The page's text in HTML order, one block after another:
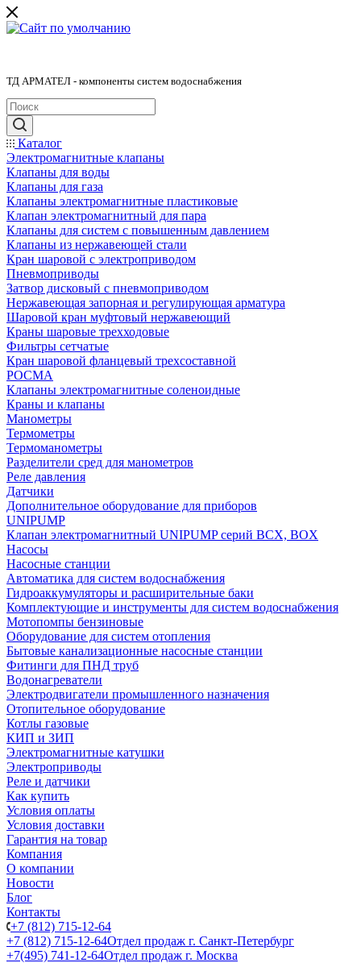
ТД АРМАТЕЛ - компоненты систем водоснабжения
Каталог
Электромагнитные клапаны
Клапаны для воды
Клапаны для газа
Клапаны электромагнитные пластиковые
Клапан электромагнитный для пара
Клапаны для систем с повышенным давлением
Клапаны из нержавеющей стали
Кран шаровой с электроприводом
Пневмоприводы
Затвор дисковый с пневмоприводом
Нержавеющая запорная и регулирующая арматура
Шаровой кран муфтовый нержавеющий
Краны шаровые трехходовые
Фильтры сетчатые
Кран шаровой фланцевый трехсоставной
РОСМА
Клапаны электромагнитные соленоидные
Краны и клапаны
Манометры
Термометры
Термоманометры
Разделители сред для манометров
Реле давления
Датчики
Дополнительное оборудование для приборов
UNIPUMP
Клапан электромагнитный UNIPUMP серий BCX, BOX
Насосы
Насосные станции
Автоматика для систем водоснабжения
Гидроаккумуляторы и расширительные баки
Комплектующие и инструменты для систем водоснабжения
Мотопомпы бензиновые
Оборудование для систем отопления
Бытовые канализационные насосные станции
Фитинги для ПНД труб
Водонагреватели
Электродвигатели промышленного назначения
Отопительное оборудование
Котлы газовые
КИП и ЗИП
Электромагнитные катушки
Электроприводы
Реле и датчики
Как купить
Условия оплаты
Условия доставки
Гарантия на товар
Компания
О компании
Новости
Блог
Контакты
+7 (812) 715-12-64
+7 (812) 715-12-64Отдел продаж г. Санкт-Петербург
+7(495) 741-12-64Отдел продаж г. Москва